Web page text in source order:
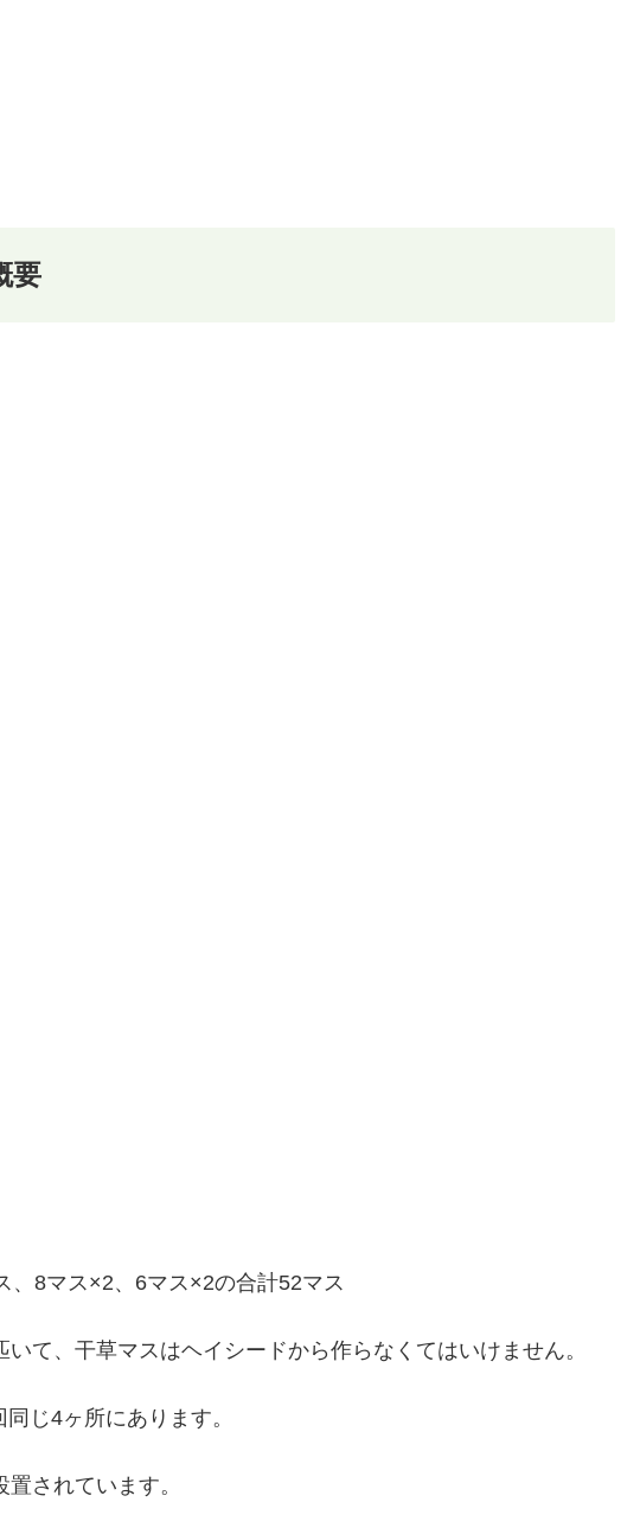
要
、8マス×2、6マス×2の合計52マス
て、干草マスはヘイシードから作らなくてはいけません。
じ4ヶ所にあります。
されています。